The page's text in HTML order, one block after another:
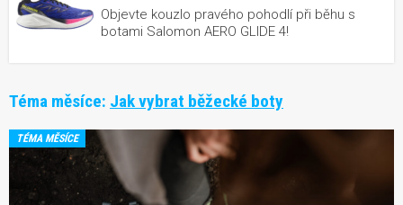
Objevte kouzlo pravého pohodlí při běhu s
botami Salomon AERO GLIDE 4!
Téma měsíce: Jak vybrat běžecké boty
TÉMA MĚSÍCE